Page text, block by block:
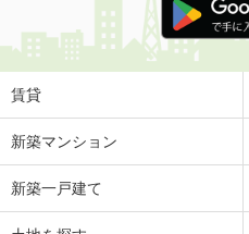
賃貸
新築マンション
新築一戸建て